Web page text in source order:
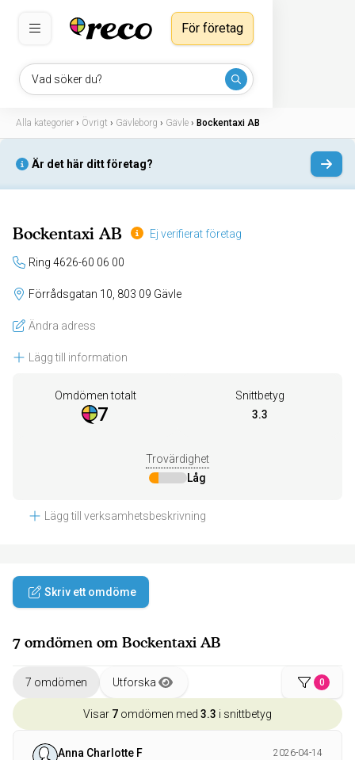
Vad söker du?
För företag
Alla kategorier › Övrigt › Gävleborg › Gävle › Bockentaxi AB
Är det här ditt företag?
Bockentaxi AB Ej verifierat företag
Ring 4626-60 06 00
Förrådsgatan 10, 803 09 Gävle
Ändra adress
Lägg till information
Omdömen totalt
7
Snittbetyg
3.3
Trovärdighet
Låg
Lägg till verksamhetsbeskrivning
Skriv ett omdöme
7 omdömen om Bockentaxi AB
7 omdömen Utforska 0
Visar 7 omdömen med 3.3 i snittbetyg
Anna Charlotte F
2026-04-14